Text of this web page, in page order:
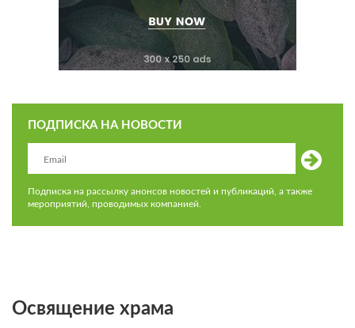
ПОДПИСКА НА НОВОСТИ
Подписка на рассылку анонсов новостей и публикаций, а также
мероприятий, проводимых компанией.
Освящение храма